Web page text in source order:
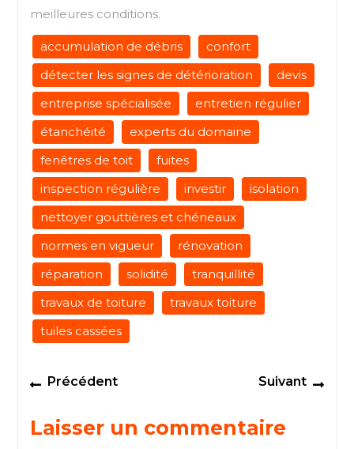
meilleures conditions.
accumulation de débris
confort
détecter les signes de détérioration
devis
entreprise spécialisée
entretien régulier
étanchéité
experts du domaine
fenêtres de toit
fuites
inspection régulière
investir
isolation
nettoyer gouttières et chéneaux
normes en vigueur
rénovation
réparation
solidité
tranquillité
travaux de toiture
travaux toiture
tuiles cassées
Navigation
de
l’article
PrécédentPrevious
Suivant
Laisser un commentaire